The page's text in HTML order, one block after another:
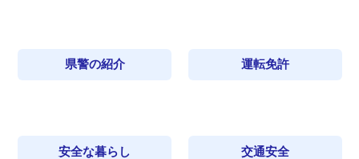
県警の紹介 運転免許
安全な暮らし 交通安全